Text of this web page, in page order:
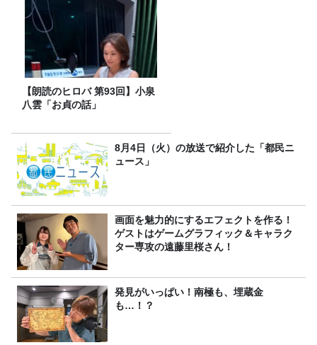
【朗読のヒロバ 第93回】小泉
八雲「お貞の話」
8月4日（火）の放送で紹介した「都民ニ
ュース」
画面を魅力的にするエフェクトを作る！
ゲストはゲームグラフィック＆キャラク
ター専攻の遠藤里桜さん！
発見がいっぱい！南極も、埋蔵金
も…！？